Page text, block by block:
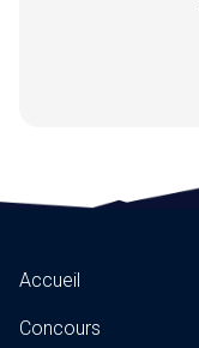
Accueil
Concours